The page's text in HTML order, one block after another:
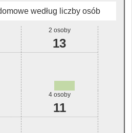
według liczby osób
2 osoby
13
4 osoby
11